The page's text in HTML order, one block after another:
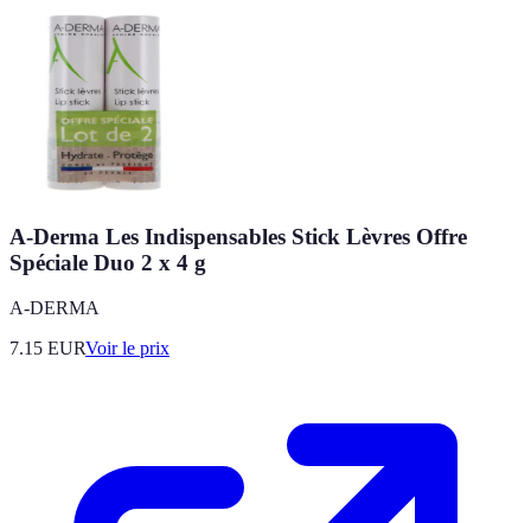
A-Derma Les Indispensables Stick Lèvres Offre
Spéciale Duo 2 x 4 g
A-DERMA
7.15 EURVoir le prix